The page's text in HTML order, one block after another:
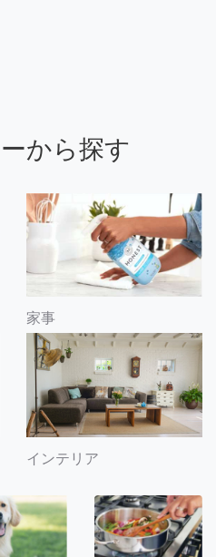
から探す
家事
インテリア